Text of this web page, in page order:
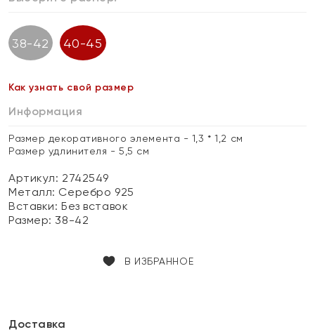
38-42 40-45
Как узнать свой размер
Информация
Размер декоративного элемента - 1,3 * 1,2 см
Размер удлинителя - 5,5 см
Артикул: 2742549
Металл: Серебро 925
Вставки:Без вставок
Размер: 38-42
В ИЗБРАННОЕ
Доставка